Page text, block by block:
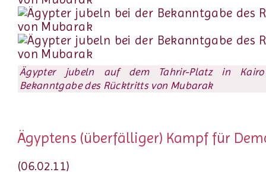
Ägypter jubeln auf dem Tahrir-Platz in
Bekanntgabe des Rücktritts von Mubarak
Ägyptens (überfälliger) Kampf für
(06.02.11)